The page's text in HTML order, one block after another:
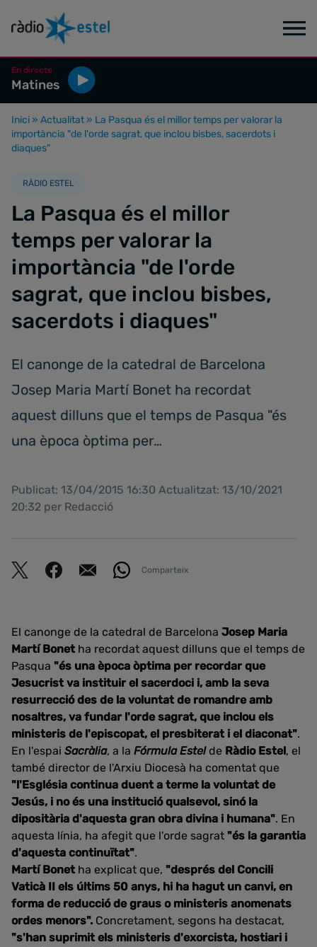
En directe
Matines
Inici » Actualitat » La Pasqua és el millor temps per valorar la
importància "de l'orde sagrat, que inclou bisbes, sacerdots i
diaques"
RÀDIO ESTEL
La Pasqua és el millor
temps per valorar la
importància "de l'orde
sagrat, que inclou bisbes,
sacerdots i diaques"
El canonge de la catedral de Barcelona
Josep Maria Martí Bonet ha recordat
aquest dilluns que el temps de Pasqua "és
una època òptima per…
Publicat: 13/04/2015 16:30 Actualitzat: 13/10/2021
20:32 per Redacció
Comparteix
El canonge de la catedral de Barcelona Josep Maria
Martí Bonet ha recordat aquest dilluns que el temps de
Pasqua "és una època òptima per recordar que
Jesucrist va instituir el sacerdoci i, amb la seva
resurrecció des de la voluntat de romandre amb
nosaltres, va fundar l'orde sagrat, que inclou els
ministeris de l'episcopat, el presbiterat i el diaconat".
En l'espai Sacràlia, a la Fórmula Estelde Ràdio Estel, el
també director de l'Arxiu Diocesà ha comentat que
"l'Església continua duent a terme la voluntat de
Jesús, i no és una institució qualsevol, sinó la
dipositària d'aquesta gran obra divina i humana". En
aquesta línia, ha afegit que l'orde sagrat "és la garantia
d'aquesta continuïtat".
Martí Bonet ha explicat que, "després del Concili
Vaticà II els últims 50 anys, hi ha hagut un canvi, en
forma de reducció de graus o ministeris anomenats
ordes menors". Concretament, segons ha destacat,
"s'han suprimit els ministeris d'exorcista, hostiari i